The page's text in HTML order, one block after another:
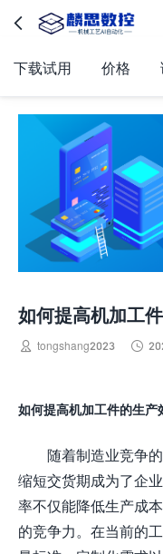

下载试用 价格
如何提高机加工
 tongshang2023 
如何提高机加工件的生产
随着制造业竞争
缩短交货期成为了企
率不仅能降低生产成
的竞争力。在当前的